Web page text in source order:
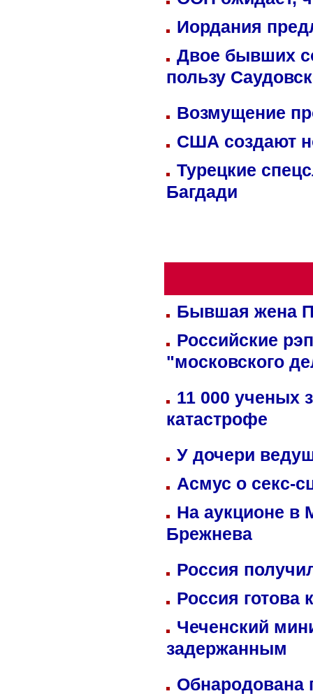
Иордания
Двое бывших
пользу
Возмущение
США создают
Турецкие
Багдади
Бывшая жена
Российские
"московского
11 000 ученых
катастрофе
У дочери
Асмус о секс-
На аукционе в
Брежнева
Россия
Россия готова
Чеченский
задержанным
Обнародована